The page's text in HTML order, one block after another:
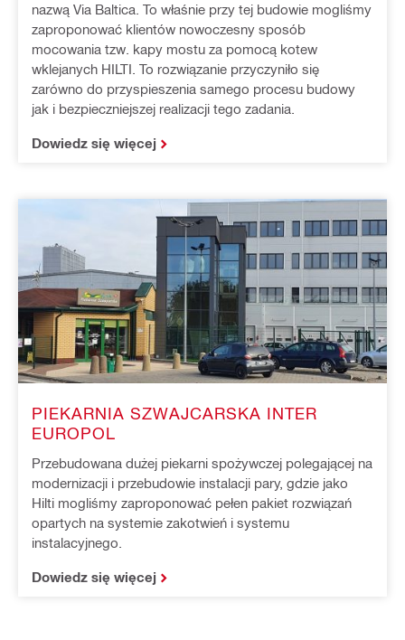
nazwą Via Baltica. To właśnie przy tej budowie mogliśmy
zaproponować klientów nowoczesny sposób
mocowania tzw. kapy mostu za pomocą kotew
wklejanych HILTI. To rozwiązanie przyczyniło się
zarówno do przyspieszenia samego procesu budowy
jak i bezpieczniejszej realizacji tego zadania.
Dowiedz się więcej
PIEKARNIA SZWAJCARSKA INTER
EUROPOL
Przebudowana dużej piekarni spożywczej polegającej na
modernizacji i przebudowie instalacji pary, gdzie jako
Hilti mogliśmy zaproponować pełen pakiet rozwiązań
opartych na systemie zakotwień i systemu
instalacyjnego.
Dowiedz się więcej